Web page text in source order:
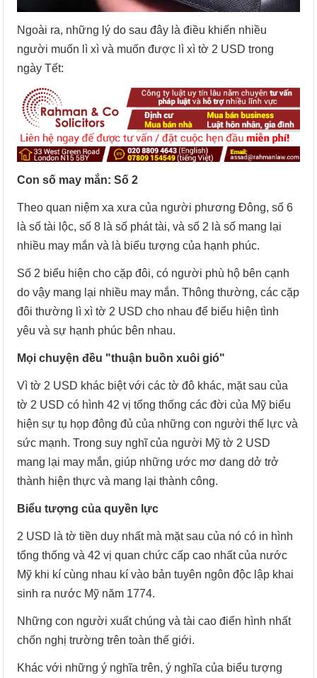
Ngoài ra, những lý do sau đây là điều khiến nhiều
người muốn lì xì và muốn được lì xì tờ 2 USD trong
ngày Tết:
Con số may mắn: Số 2
Theo quan niệm xa xưa của người phương Đông, số 6
là số tài lộc, số 8 là số phát tài, và số 2 là số mang lại
nhiều may mắn và là biểu tượng của hạnh phúc.
Số 2 biểu hiện cho cặp đôi, có người phù hộ bên cạnh
do vậy mang lại nhiều may mắn. Thông thường, các cặp
đôi thường lì xì tờ 2 USD cho nhau để biểu hiện tình
yêu và sự hạnh phúc bên nhau.
Mọi chuyện đều "thuận buồn xuôi gió"
Vì tờ 2 USD khác biệt với các tờ đô khác, mặt sau của
tờ 2 USD có hình 42 vị tổng thống các đời của Mỹ biểu
hiện sự tụ họp đông đủ của những con người thế lực và
sức mạnh. Trong suy nghĩ của người Mỹ tờ 2 USD
mang lại may mắn, giúp những ước mơ dang dở trở
thành hiện thực và mang lại thành công.
Biểu tượng của quyền lực
2 USD là tờ tiền duy nhất mà mặt sau của nó có in hình
tổng thống và 42 vị quan chức cấp cao nhất của nước
Mỹ khi kí cùng nhau kí vào bản tuyên ngôn độc lập khai
sinh ra nước Mỹ năm 1774.
Những con người xuất chúng và tài cao điển hình nhất
chốn nghị trường trên toàn thế giới.
Khác với những ý nghĩa trên, ý nghĩa của biểu tượng